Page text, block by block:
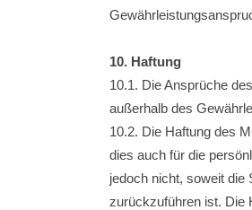
10. Haftung
10.1. Die Ansprüche
außerhalb des
10.2. Die Haftung des
dies auch für die
jedoch nicht, soweit die
zurückzuführen ist. Die